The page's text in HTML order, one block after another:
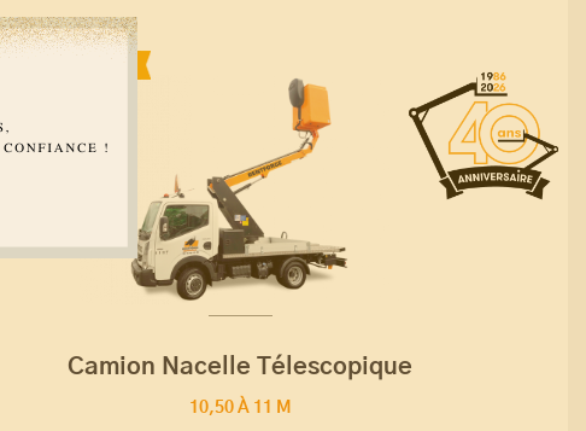
Camion Nacelle Télescopique
10,50 À 11 M